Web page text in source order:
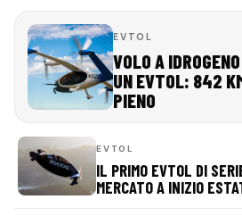
EVTOL
VOLO A
UN EVTOL: 842
PIENO
EVTOL
IL PRIMO EVTOL DI
MERCATO A INIZIO